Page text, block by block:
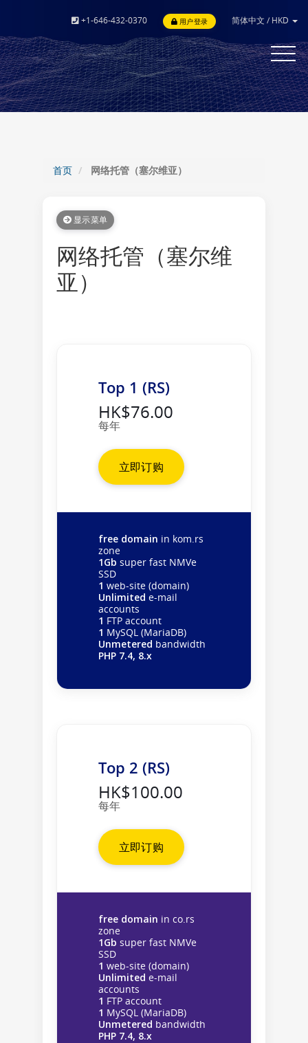
+1-646-432-0370 用户登录 简体中文 / HKD
Toggle
首页 网络托管（塞尔维亚）
显示菜单
网络托管（塞尔维
亚）
Top 1 (RS)
HK$76.00
每年
立即订购
free domain in kom.rs
zone
1Gb super fast NMVe
SSD
1 web-site (domain)
Unlimited e-mail
accounts
1 FTP account
1 MySQL (MariaDB)
Unmetered bandwidth
PHP 7.4, 8.x
Top 2 (RS)
HK$100.00
每年
立即订购
free domain in co.rs
zone
1Gb super fast NMVe
SSD
1 web-site (domain)
Unlimited e-mail
accounts
1 FTP account
1 MySQL (MariaDB)
Unmetered bandwidth
PHP 7.4, 8.x